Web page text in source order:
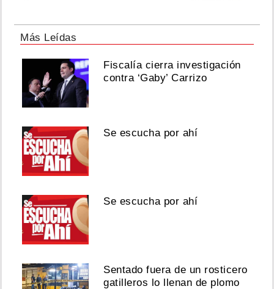
Más Leídas
Fiscalía cierra investigación
contra ‘Gaby’ Carrizo
Se escucha por ahí
Se escucha por ahí
Sentado fuera de un rosticero
gatilleros lo llenan de plomo